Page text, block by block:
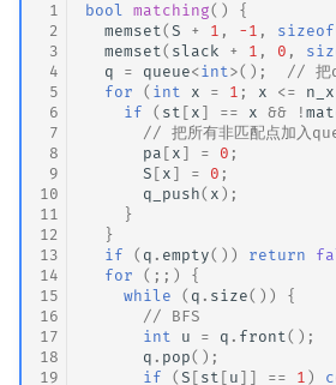
1
2
3
4
5
6
7
8
9
10
11
12
13
14
15
16
17
18
19
bool matching()
{
memset(S + 1 , -1 , sizeof
memset( slack + 1 , 0 ,
q
= queue<int>();
// 把
for
( int x = 1 ; x <= n_x
if
( st [ x ] == x && !
// 把所有非匹配点加入
pa [ x ] = 0 ;
S [ x ] = 0 ;
q_push( x );
}
}
if
( q . empty()) return
for
(;;)
{
while
( q . size())
{
// BFS
int
u = q . front();
q . pop();
if
(S [ st [ u ]] == 1 )